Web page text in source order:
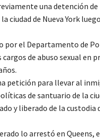
una detención de
de Nueva York
por el Departamento de
cargos de abuso sexual en
petición para llevar al
de santuario de la
y liberado de la custodia
lo arrestó en Queens,